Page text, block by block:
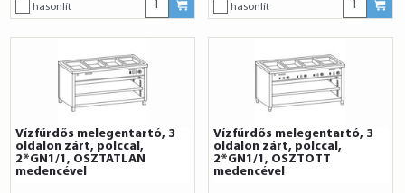
hasonlít hasonlít
Vízfűrdős melegentartó, 3
oldalon zárt, polccal,
2*GN1/1, OSZTATLAN
medencével
Vízfűrdős melegentartó, 3
oldalon zárt, polccal,
2*GN1/1, OSZTOTT
medencével